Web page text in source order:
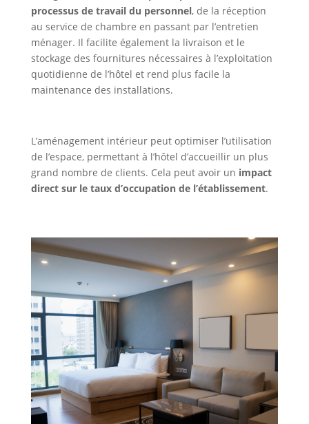
processus de travail du personnel, de la réception
au service de chambre en passant par l’entretien
ménager. Il facilite également la livraison et le
stockage des fournitures nécessaires à l’exploitation
quotidienne de l’hôtel et rend plus facile la
maintenance des installations.
L’aménagement intérieur peut optimiser l’utilisation
de l’espace, permettant à l’hôtel d’accueillir un plus
grand nombre de clients. Cela peut avoir un impact
direct sur le taux d’occupation de l’établissement.